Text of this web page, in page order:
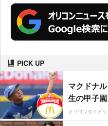
PICK UP
マクドナ
生の甲子園
オリコンタイア